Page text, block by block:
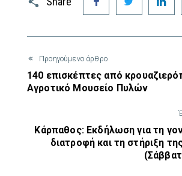
Προηγούμενο άρθρο
140 επισκέπτες από
Αγροτικό Μουσείο Πυλών
Κάρπαθος: Εκδήλωση για τη
διατροφή και τη στήριξη